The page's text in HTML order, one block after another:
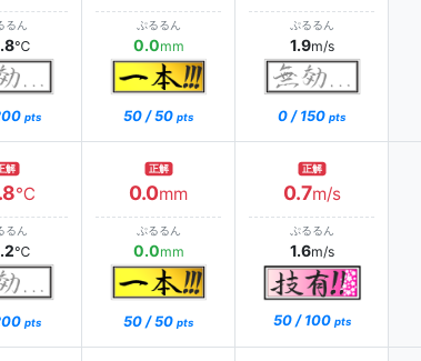
るん
℃
pts
ぷるるん
0.0mm
50 / 50 pts
ぷるるん
1.9m/s
0 / 150 pts
解
℃
るん
℃
pts
正解
0.0mm
ぷるるん
0.0mm
50 / 50 pts
正解
0.7m/s
ぷるるん
1.6m/s
50 / 100 pts